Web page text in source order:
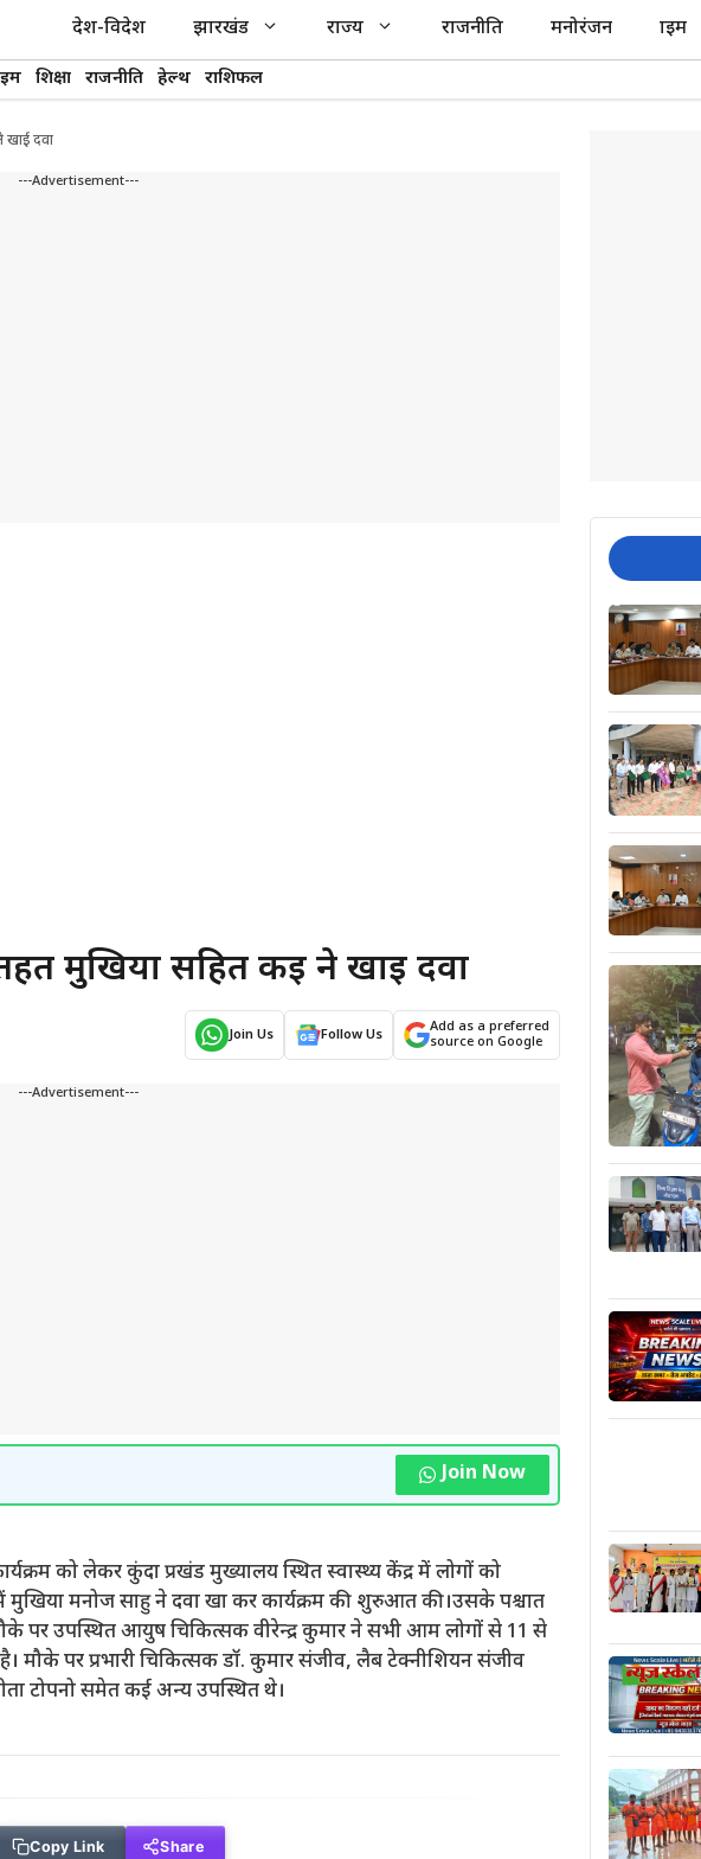
देश-विदेश झारखंड राज्य राजनीति मनोरंजन क्राइम
शिक्षा राजनीति हेल्थ राशिफल
खाई दवा
---Advertisement---
तहत मुखिया सहित कई ने खाई दवा
Join Us Follow Us
Add as a preferred
source on Google
---Advertisement---
Join Now
को लेकर कुंदा प्रखंड मुख्यालय स्थित स्वास्थ्य केंद्र में लोगों को
में मुखिया मनोज साहु ने दवा खा कर कार्यक्रम की शुरुआत की।उसके पश्चात
पर उपस्थित आयुष चिकित्सक वीरेन्द्र कुमार ने सभी आम लोगों से 11 से
मौके पर प्रभारी चिकित्सक डॉ. कुमार संजीव, लैब टेक्नीशियन संजीव
टोपनो समेत कई अन्य उपस्थित थे।
Copy Link Share